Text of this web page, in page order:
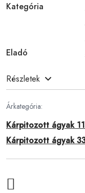
Kategória
Eladó
Részletek
Árkategória:
Kárpitozott ágyak
Kárpitozott ágyak